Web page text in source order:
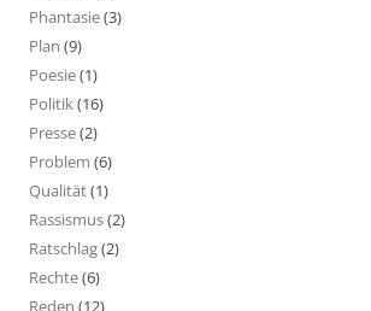
Phantasie(3)
Plan (9)
Poesie(1)
Politik(16)
Presse(2)
Problem (6)
Qualität(1)
Rassismus(2)
Ratschlag(2)
Rechte(6)
Reden (12)